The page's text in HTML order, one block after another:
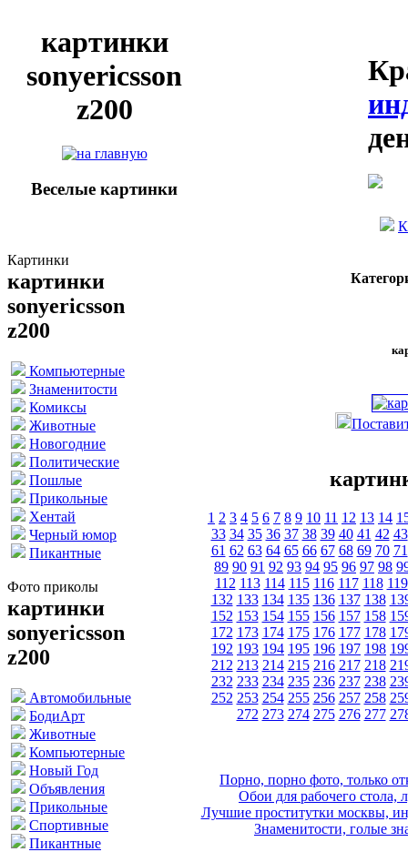
картинки
sonyericsson
z200
Веселые картинки
Картинки
картинки
sonyericsson
z200
Компьютерные
Знаменитости
Комиксы
Животные
Новогодние
Политические
Пошлые
Прикольные
Хентай
Черный юмор
Пикантные
Фото приколы
картинки
sonyericsson
z200
Автомобильные
БодиАрт
Животные
Компьютерные
Новый Год
Объявления
Прикольные
Спортивные
Пикантные
1 2 3 4 5 6 7 8 9 10 11 12 13 14
33 34 35 36 37 38 39 40 41 42 43
61 62 63 64 65 66 67 68 69 70 71
89 90 91 92 93 94 95 96 97 98
112 113 114 115 116 117 118 119
132 133 134 135 136 137 138
152 153 154 155 156 157 158
172 173 174 175 176 177 178
192 193 194 195 196 197 198
212 213 214 215 216 217 218
232 233 234 235 236 237 238
252 253 254 255 256 257 258
272 273 274 275 276 277
Порно, порно фото, только
Обои для рабочего стола,
Лучшие проститутки москвы,
Знаменитости, голые